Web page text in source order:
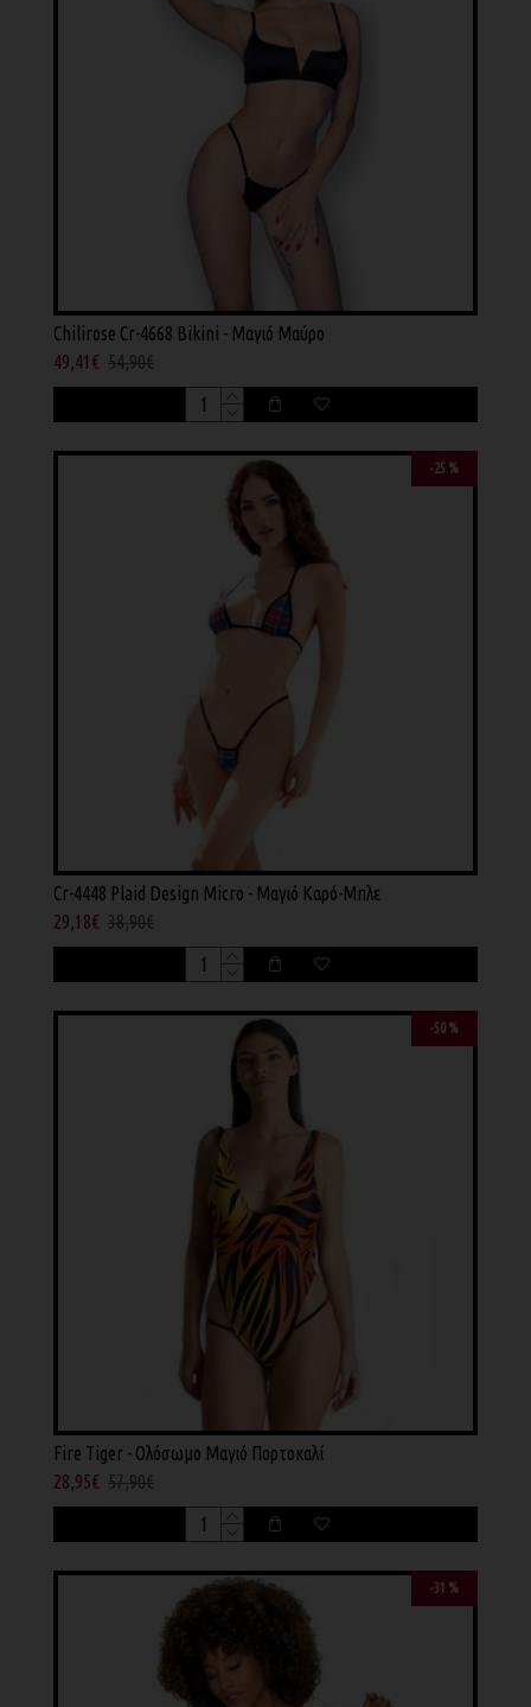
Chilirose Cr-4668 Bikini - Μαγιό Μαύρο
49,41€ 54,90€
-25 %
Cr-4448 Plaid Design Micro - Μαγιό Καρό-Μπλε
29,18€ 38,90€
-50 %
Fire Tiger - Ολόσωμο Μαγιό Πορτοκαλί
28,95€ 57,90€
-31 %